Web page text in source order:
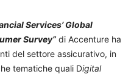
Services’ Global
Survey” di Accenture ha
del settore assicurativo, in
tematiche quali Digital